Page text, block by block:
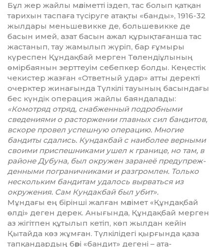
Бұл жер жайлы мәліметті іздеп, тас болып қатқан
тарихын таспаға түсіруге атақты «банды», 1916-32
жыл­дары меньшевикке де, больше­вик­ке де
басын имей, азат басын ажал құрықтағанша тас
жастанып, тау жамылып жүріп, бар ғұмыры
күреспен Құндақбай мерген Төлен­діұлының
өмірбаянын зерттеуім себепкер болды. Кеңестік
чекистер жазған «Ответный удар» атты де­ректі
очерктер жинағында Түлкілі тауының басындағы
бес күндік операция жайлы баяндалады:
«Комотряд отряд, снабженный подробными
сведениями о растор­же­нии главных сил бандитов,
вс­коре провел успешную операцию. Многие
бандиты сдались. Кундак­бай с наиболее верными
своими приспе­ш­никами ушел к границе, но там, в
районе Дубуна, был окру­жен заранеё предупреж­
ден­ными пограничниками и разгром­лен. Только
нескольким бандитам удалось вырваться из
окружения. Сам Кундакбай был убит».
Мұндағы ең бірінші жалған мәлімет «Құндақбай
өлді» деген дерек. Анығында, Құндақбай мерген
аз жігітпен құтылып кетіп, көп жылдан кейін
Қытайда көз жұмған. Түлкілідегі қырғында қаза
тапқандардың бәрі «бандит» дегені – ата-